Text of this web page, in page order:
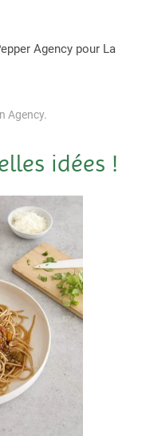
Agency pour La
Agency.
idées !